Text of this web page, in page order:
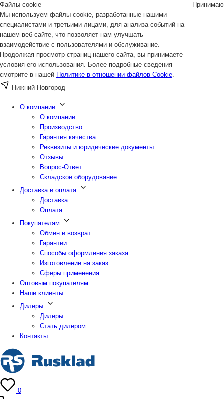
Файлы cookie
Мы используем файлы cookie, разработанные нашими
специалистами и третьими лицами, для анализа событий на
нашем веб-сайте, что позволяет нам улучшать
взаимодействие с пользователями и обслуживание.
Продолжая просмотр страниц нашего сайта, вы принимаете
условия его использования. Более подробные сведения
смотрите в нашей Политике в отношении файлов Cookie.
Принимаю
Нижний Новгород
О компании
О компании
Производство
Гарантия качества
Реквизиты и юридические документы
Отзывы
Вопрос-Ответ
Складское оборудование
Доставка и оплата
Доставка
Оплата
Покупателям
Обмен и возврат
Гарантии
Способы оформления заказа
Изготовление на заказ
Сферы применения
Оптовым покупателям
Наши клиенты
Дилеры
Дилеры
Стать дилером
Контакты
0